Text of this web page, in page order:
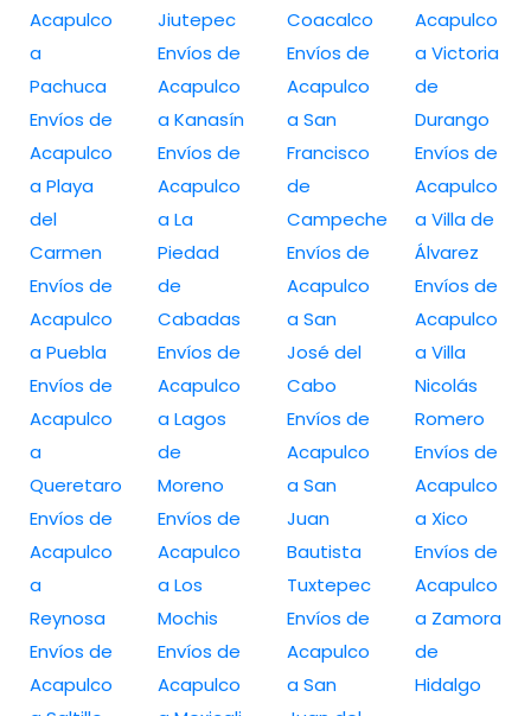
Acapulco
a
Pachuca
Envíos de
Acapulco
a Playa
del
Carmen
Envíos de
Acapulco
a Puebla
Envíos de
Acapulco
a
Queretaro
Envíos de
Acapulco
a
Reynosa
Envíos de
Acapulco
Jiutepec
Envíos de
Acapulco
a Kanasín
Envíos de
Acapulco
a La
Piedad
de
Cabadas
Envíos de
Acapulco
a Lagos
de
Moreno
Envíos de
Acapulco
a Los
Mochis
Envíos de
Acapulco
Coacalco
Envíos de
Acapulco
a San
Francisco
de
Campeche
Envíos de
Acapulco
a San
José del
Cabo
Envíos de
Acapulco
a San
Juan
Bautista
Tuxtepec
Envíos de
Acapulco
a San
Acapulco
a Victoria
de
Durango
Envíos de
Acapulco
a Villa de
Álvarez
Envíos de
Acapulco
a Villa
Nicolás
Romero
Envíos de
Acapulco
a Xico
Envíos de
Acapulco
a Zamora
de
Hidalgo